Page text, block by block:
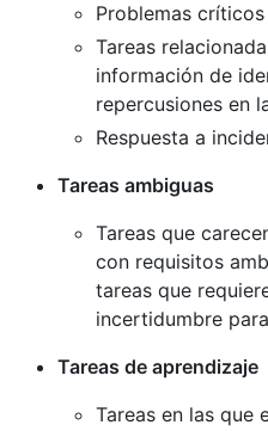
Problemas
Tareas
información de
repercusiones en
Respuesta a
Tareas ambiguas
Tareas que
con requisitos
tareas que
incertidumbre
Tareas de aprendizaje
Tareas en las que